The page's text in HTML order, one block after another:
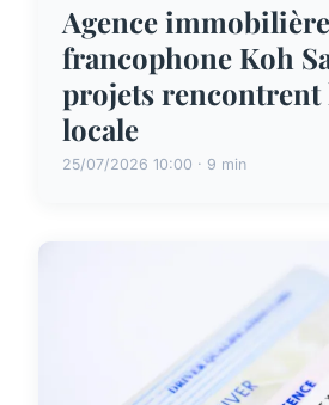
Agence immobilière
francophone Koh
projets rencontrent
locale
25/07/2026 10:00 · 9 min